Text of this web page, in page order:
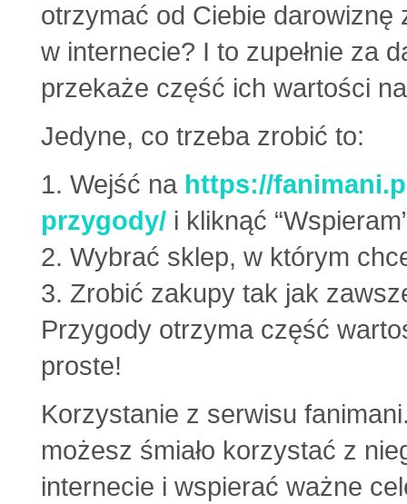
otrzymać od Ciebie
w internecie? I to zupełnie za
przekaże część ich wartości
Jedyne, co trzeba zrobić to:
1. Wejść nahttps://
przygody/i kliknąć
2. Wybrać sklep, w którym
3. Zrobić zakupy tak jak
Przygody otrzyma część
proste!
Korzystanie z serwisu
możesz śmiało korzystać z
internecie i wspierać ważne